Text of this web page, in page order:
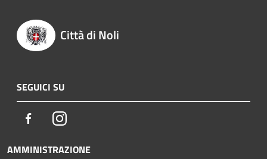
Città di Noli
SEGUICI SU
FacebookInstagram
AMMINISTRAZIONE